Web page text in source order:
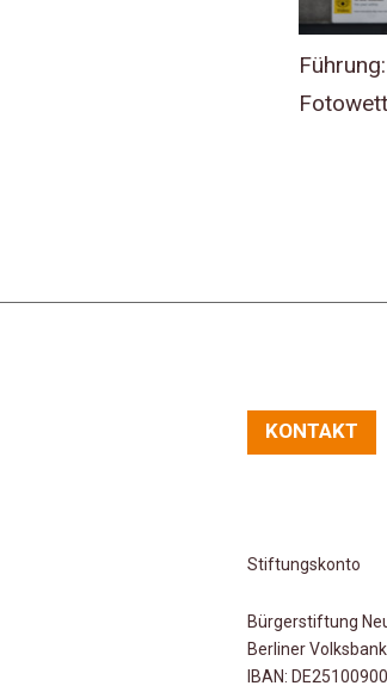
KONTAKT
Stiftungskonto
Bürgerstiftung
Berliner Volksbank
IBAN: